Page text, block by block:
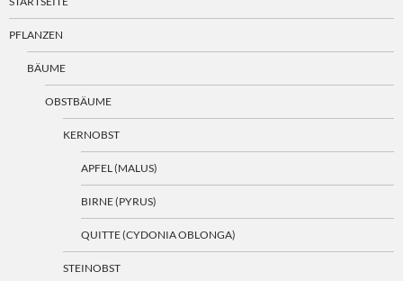
PFLANZEN
BÄUME
OBSTBÄUME
KERNOBST
APFEL (MALUS)
BIRNE (PYRUS)
QUITTE (CYDONIA OBLONGA)
STEINOBST